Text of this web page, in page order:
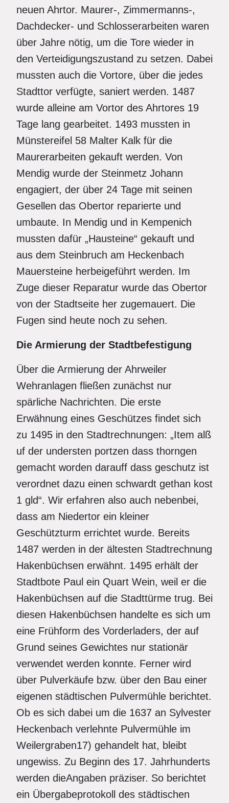
neuen Ahrtor. Maurer-, Zimmermanns-,
Dachdecker- und Schlosserarbeiten waren
über Jahre nötig, um die Tore wieder in
den Verteidigungszustand zu setzen. Dabei
mussten auch die Vortore, über die jedes
Stadttor verfügte, saniert werden. 1487
wurde alleine am Vortor des Ahrtores 19
Tage lang gearbeitet. 1493 mussten in
Münstereifel 58 Malter Kalk für die
Maurerarbeiten gekauft werden. Von
Mendig wurde der Steinmetz Johann
engagiert, der über 24 Tage mit seinen
Gesellen das Obertor reparierte und
umbaute. In Mendig und in Kempenich
mussten dafür „Hausteine“ gekauft und
aus dem Steinbruch am Heckenbach
Mauersteine herbeigeführt werden. Im
Zuge dieser Reparatur wurde das Obertor
von der Stadtseite her zugemauert. Die
Fugen sind heute noch zu sehen.
Die Armierung der Stadtbefestigung
Über die Armierung der Ahrweiler
Wehranlagen fließen zunächst nur
spärliche Nachrichten. Die erste
Erwähnung eines Geschützes findet sich
zu 1495 in den Stadtrechnungen: „Item alß
uf der understen portzen dass thorngen
gemacht worden darauff dass geschutz ist
verordnet dazu einen schwardt gethan kost
1 gld“. Wir erfahren also auch nebenbei,
dass am Niedertor ein kleiner
Geschützturm errichtet wurde. Bereits
1487 werden in der ältesten Stadtrechnung
Hakenbüchsen erwähnt. 1495 erhält der
Stadtbote Paul ein Quart Wein, weil er die
Hakenbüchsen auf die Stadttürme trug. Bei
diesen Hakenbüchsen handelte es sich um
eine Frühform des Vorderladers, der auf
Grund seines Gewichtes nur stationär
verwendet werden konnte. Ferner wird
über Pulverkäufe bzw. über den Bau einer
eigenen städtischen Pulvermühle berichtet.
Ob es sich dabei um die 1637 an Sylvester
Heckenbach verlehnte Pulvermühle im
Weilergraben17) gehandelt hat, bleibt
ungewiss. Zu Beginn des 17. Jahrhunderts
werden dieAngaben präziser. So berichtet
ein Übergabeprotokoll des städtischen